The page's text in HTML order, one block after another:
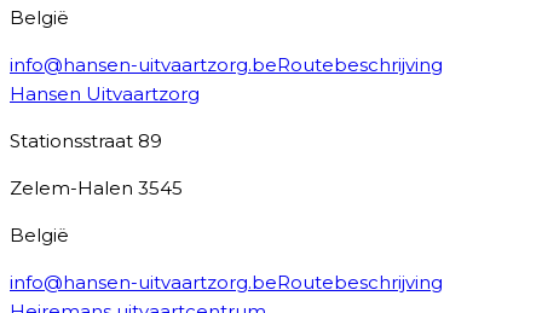
België
info@hansen-uitvaartzorg.beRoutebeschrijving
Hansen Uitvaartzorg
Stationsstraat 89
Zelem-Halen 3545
België
info@hansen-uitvaartzorg.beRoutebeschrijving